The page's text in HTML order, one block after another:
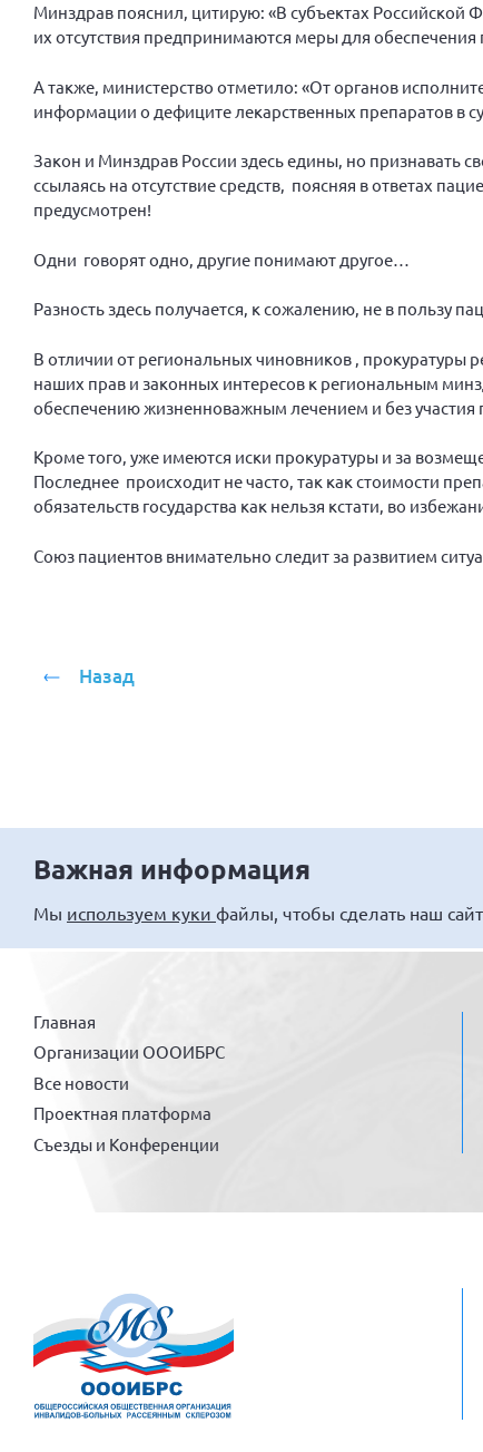
Минздрав пояснил, цитирую: «В субъектах Российской
их отсутствия предпринимаются меры для
А также, министерство отметило: «От органов
информации о дефиците лекарственных препаратов в
Закон и Минздрав России здесь едины, но признавать
ссылаясь на отсутствие средств, поясняя в ответах
предусмотрен!
Одни говорят одно, другие понимают другое…
Разность здесь получается, к сожалению, не в пользу
В отличии от региональных чиновников , прокуратуры
наших прав и законных интересов к региональным
обеспечению жизненноважным лечением и без участия
Кроме того, уже имеются иски прокуратуры и за
Последнее происходит не часто, так как стоимости
обязательств государства как нельзя кстати, во
Союз пациентов внимательно следит за развитием
Назад
Важная информация
Мы используем куки файлы, чтобы сделать наш
Главная
Организации ОООИБРС
Все новости
Проектная платформа
Съезды и Конференции